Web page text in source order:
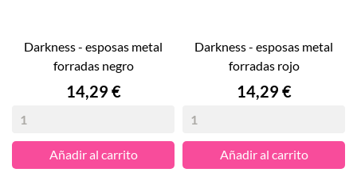
darkness - esposas metal
forradas negro
Precio
14,29 €
Añadir al carrito
darkness - esposas metal
forradas rojo
Precio
14,29 €
Añadir al carrito